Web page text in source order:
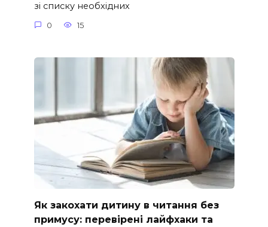
зі списку необхідних
0 15
Як закохати дитину в читання без
примусу: перевірені лайфхаки та